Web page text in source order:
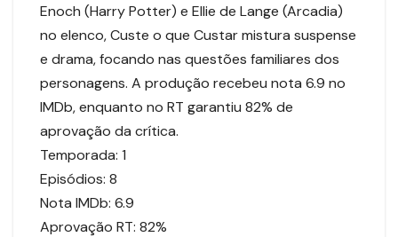
Enoch (Harry Potter) e Ellie de Lange (Arcadia)
no elenco, Custe o que Custar mistura suspense
e drama, focando nas questões familiares dos
personagens. A produção recebeu nota 6.9 no
IMDb, enquanto no RT garantiu 82% de
aprovação da crítica.
Temporada: 1
Episódios: 8
Nota IMDb: 6.9
Aprovação RT: 82%